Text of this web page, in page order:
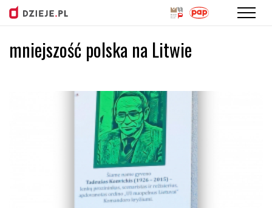
Przejdź
do
mniejszość polska na Litwie